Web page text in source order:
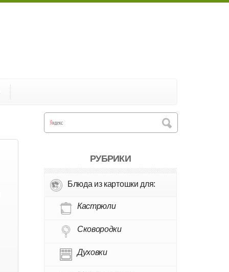
РУБРИКИ
Блюда из картошки для:
Кастрюли
Сковородки
Духовки